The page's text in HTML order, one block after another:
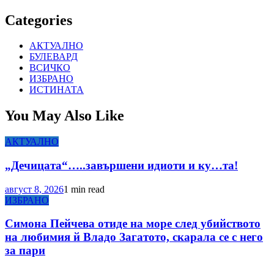
Categories
АКТУАЛНО
БУЛЕВАРД
ВСИЧКО
ИЗБРАНО
ИСТИНАТА
You May Also Like
АКТУАЛНО
„Дечицата“…..завършени идиоти и ку…та!
август 8, 20261 min read
ИЗБРАНО
Симона Пейчева отиде на море след убийството
на любимия й Владо Загатото, скарала се с него
за пари